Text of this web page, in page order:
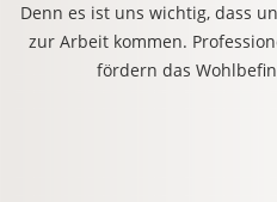
Denn es ist uns wichtig, dass
zur Arbeit kommen.
fördern das